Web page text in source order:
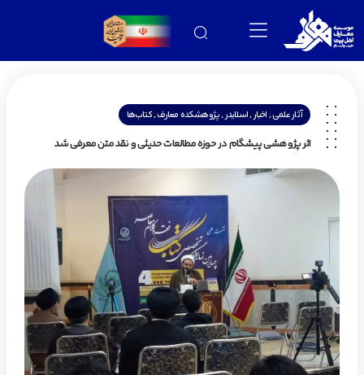
آثار علمی,اخبار,اسلایدر,پژوهشکده معارف,کتاب‌ها
اثر پژوهشی پیشگام در حوزه مطالعات حدیثی و نقد متن معرفی شد